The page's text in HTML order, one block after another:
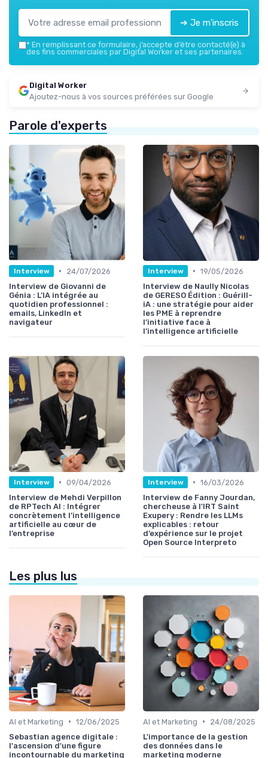
➔ Je m'inscris
* En remplissant ce formulaire, j’accepte d’être contacté(e) à
des fins commerciales par Digital Worker et ses partenaires.
Digital Worker
Ajoutez-nous à vos sources préférées sur Google
Parole d'experts
Interview •
24/07/2026
Interview de Giovanni de
Génia : L’IA intégrée au
quotidien professionnel :
emails, LinkedIn et
navigateur
Interview • 19/05/2026
Interview de Naully Nicolas
de GERESO Édition : Guérill-
iA : une stratégie pour aider
les PME à reprendre
l’initiative face à
l’intelligence artificielle
Interview • 09/04/2026
Interview de Mehdi Verpillon
de RPTech AI : Intégrer
concrètement l’intelligence
artificielle au cœur de
l’entreprise
Interview • 16/03/2026
Interview de Fanny Jourdan,
chercheuse à l'IRT Saint
Exupery : Rendre les LLMs
explicables : retour
d’expérience sur le projet
Open Source Interpreto
Les plus lus
AI et Marketing • 12/06/2025
Sebastian agence digitale :
l'ascension d'une figure
incontournable du marketing
AI et Marketing •
24/08/2025
L'importance de la gestion
des données dans le
marketing moderne